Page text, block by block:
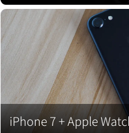
iPhone 7 + Apple